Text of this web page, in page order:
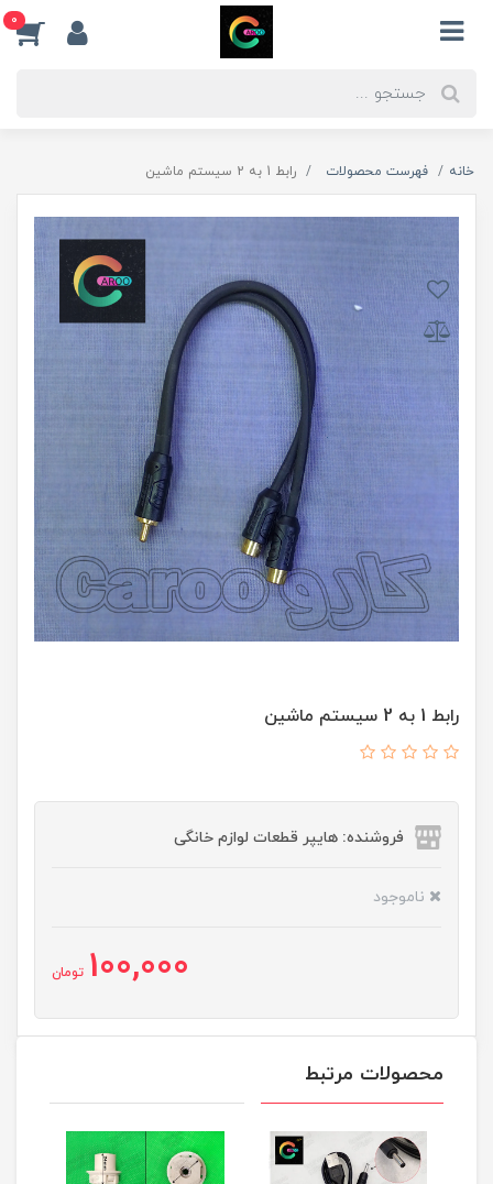
0
خانه فهرست محصولات رابط 1 به 2 سیستم ماشین
رابط 1 به 2 سیستم ماشین
فروشنده: هایپر قطعات لوازم خانگی
ناموجود
100,000 تومان
محصولات مرتبط